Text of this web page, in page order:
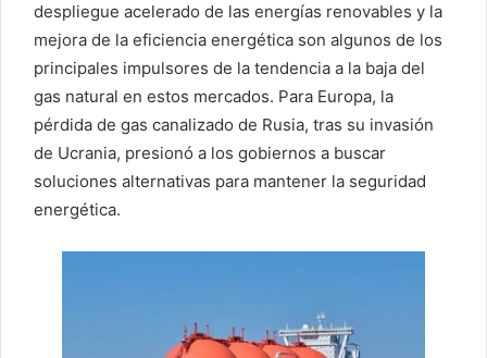
despliegue acelerado de las energías renovables y la
mejora de la eficiencia energética son algunos de los
principales impulsores de la tendencia a la baja del
gas natural en estos mercados. Para Europa, la
pérdida de gas canalizado de Rusia, tras su invasión
de Ucrania, presionó a los gobiernos a buscar
soluciones alternativas para mantener la seguridad
energética.